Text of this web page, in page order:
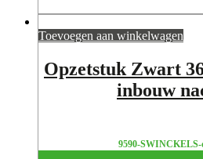
Toevoegen aan winkelwagen
Opzetstuk Zwart
inbouw
9590-